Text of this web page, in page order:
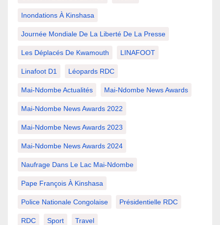
Inondations À Kinshasa
Journée Mondiale De La Liberté De La Presse
Les Déplacés De Kwamouth LINAFOOT
Linafoot D1 Léopards RDC
Mai-Ndombe Actualités Mai-Ndombe News Awards
Mai-Ndombe News Awards 2022
Mai-Ndombe News Awards 2023
Mai-Ndombe News Awards 2024
Naufrage Dans Le Lac Mai-Ndombe
Pape François À Kinshasa
Police Nationale Congolaise Présidentielle RDC
RDC Sport Travel